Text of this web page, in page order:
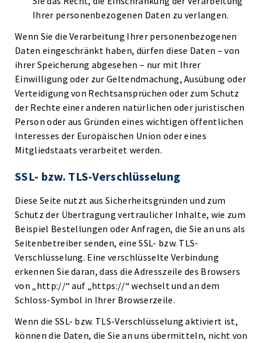
Ihrer personenbezogenen Daten zu verlangen.
Wenn Sie die Verarbeitung Ihrer personenbezogenen
Daten eingeschränkt haben, dürfen diese Daten – von
ihrer Speicherung abgesehen – nur mit Ihrer
Einwilligung oder zur Geltendmachung, Ausübung oder
Verteidigung von Rechtsansprüchen oder zum Schutz
der Rechte einer anderen natürlichen oder juristischen
Person oder aus Gründen eines wichtigen öffentlichen
Interesses der Europäischen Union oder eines
Mitgliedstaats verarbeitet werden.
SSL- bzw. TLS-Verschlüsselung
Diese Seite nutzt aus Sicherheitsgründen und zum
Schutz der Übertragung vertraulicher Inhalte, wie zum
Beispiel Bestellungen oder Anfragen, die Sie an uns als
Seitenbetreiber senden, eine SSL- bzw. TLS-
Verschlüsselung. Eine verschlüsselte Verbindung
erkennen Sie daran, dass die Adresszeile des Browsers
von „http://“ auf „https://“ wechselt und an dem
Schloss-Symbol in Ihrer Browserzeile.
Wenn die SSL- bzw. TLS-Verschlüsselung aktiviert ist,
können die Daten, die Sie an uns übermitteln, nicht von